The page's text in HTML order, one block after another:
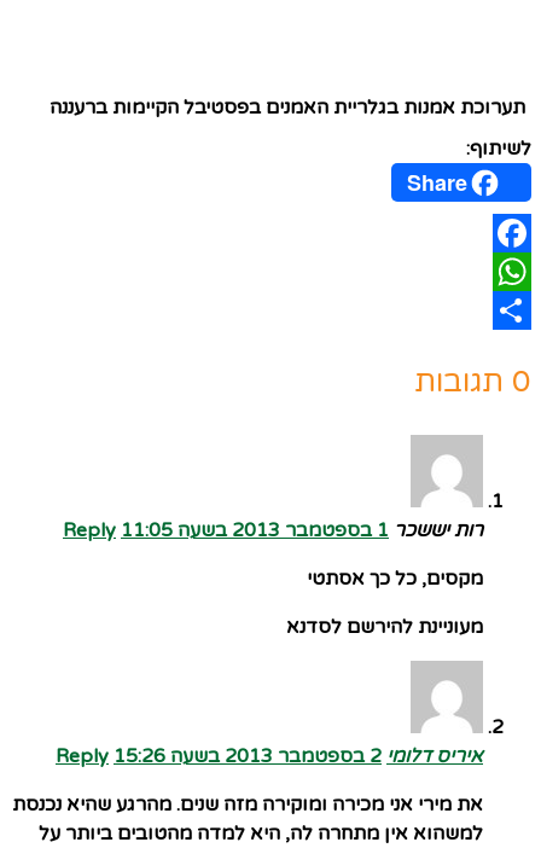
תערוכת אמנות בגלריית האמנים בפסטיבל הקיימות ברעננה
לשיתוף:
Share
Facebook
WhatsApp
0 תגובות
רות יששכר 1 בספטמבר 2013 בשעה 11:05
Reply
מקסים, כל כך אסתטי
מעוניינת להירשם לסדנא
איריס דלומי 2 בספטמבר 2013 בשעה 15:26
Reply
את מירי אני מכירה ומוקירה מזה שנים. מהרגע שהיא נכנסת
למשהוא אין מתחרה לה, היא למדה מהטובים ביותר על